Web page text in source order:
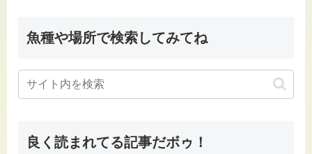
魚種や場所で検索してみてね
良く読まれてる記事だボゥ！